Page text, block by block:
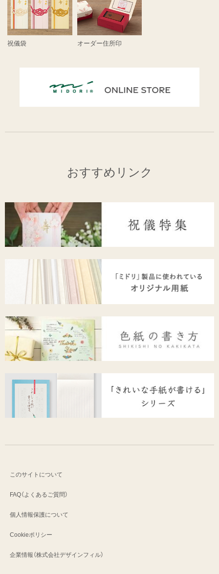
祝儀袋 オーダー住所印
おすすめリンク
このサイトについて
FAQ（よくあるご質問）
個人情報保護について
Cookieポリシー
企業情報（株式会社デザインフィル）